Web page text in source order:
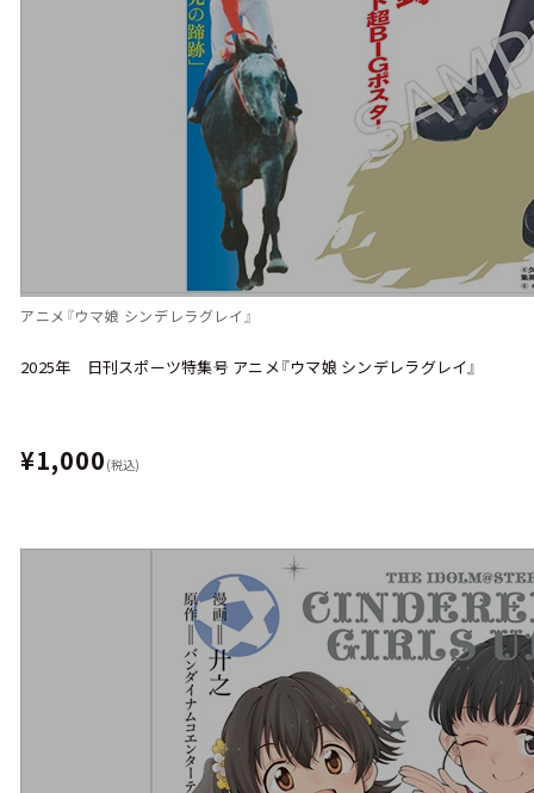
アニメ『ウマ娘 シンデレラグレイ』
2025年 日刊スポーツ特集号 アニメ『ウマ娘 シンデレラグレイ』
¥1,000 (税込)